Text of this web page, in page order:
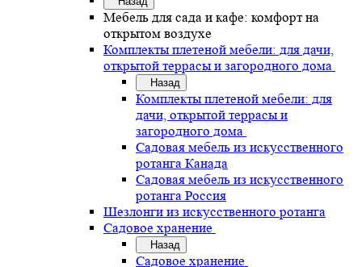
Мебель для сада и кафе: комфорт на
открытом воздухе
Комплекты плетеной мебели: для дачи,
открытой террасы и загородного дома
Назад
Комплекты плетеной мебели: для
дачи, открытой террасы и
загородного дома
Садовая мебель из искусственного
ротанга Канада
Садовая мебель из искусственного
ротанга Россия
Шезлонги из искусственного ротанга
Садовое хранение
Назад
Садовое хранение